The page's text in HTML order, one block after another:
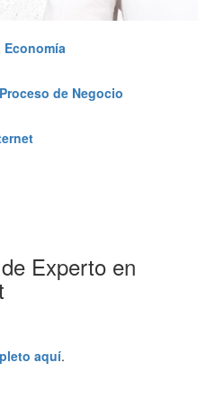
de Negocio
Experto en
aquí.